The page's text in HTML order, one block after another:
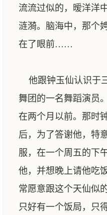
流流过似的，暧洋洋
涟漪。脑海中，那个
在了眼前……
他跟钟玉仙认识于
舞团的一名舞蹈演员
在两个月以前。那时
后，为了答谢他，特
服，在一个周五的下
他，并想晚上请他吃
常愿意跟这个天仙似
只好有一个饭局，只